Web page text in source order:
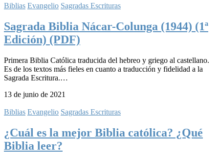
Biblias Evangelio Sagradas Escrituras
Sagrada Biblia Nácar-Colunga (1944) (1ª
Edición) (PDF)
Primera Biblia Católica traducida del hebreo y griego al castellano.
Es de los textos más fieles en cuanto a traducción y fidelidad a la
Sagrada Escritura.…
13 de junio de 2021
Biblias Evangelio Sagradas Escrituras
¿Cuál es la mejor Biblia católica? ¿Qué
Biblia leer?